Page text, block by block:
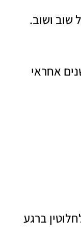
שוב ושוב.
אחראי
ברגע